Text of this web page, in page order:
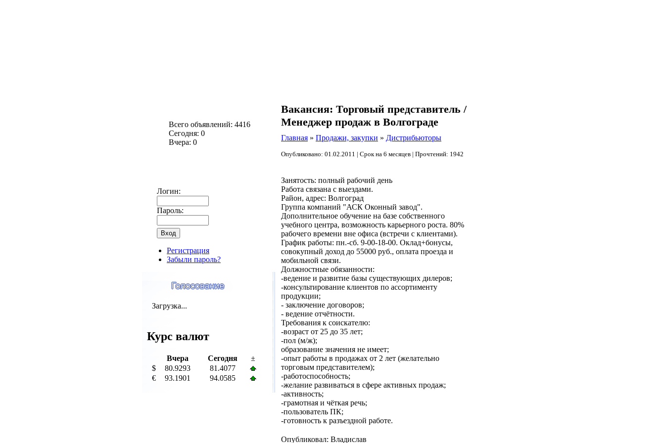
Всего объявлений: 4416
Сегодня: 0
Вчера: 0
Логин:
Пароль:
Регистрация
Забыли пароль?
Загрузка...
Курс валют
Вчера Сегодня
±
$
80.9293
81.4077
€
93.1901 94.0585
Вакансия: Торговый представитель /
Менеджер продаж в Волгограде
Главная » Продажи, закупки » Дистрибьюторы
Опубликовано: 01.02.2011 | Срок на 6 месяцев | Прочтений: 1942
Занятость: полный рабочий день
Работа связана с выездами.
Район, адрес: Волгоград
Группа компаний "АСК Оконный завод".
Дополнительное обучение на базе собственного
учебного центра, возможность карьерного роста. 80%
рабочего времени вне офиса (встречи с клиентами).
График работы: пн.-сб. 9-00-18-00. Оклад+бонусы,
совокупный доход до 55000 руб., оплата проезда и
мобильной связи.
Должностные обязанности:
-ведение и развитие базы существующих дилеров;
-консультирование клиентов по ассортименту
продукции;
- заключение договоров;
- ведение отчётности.
Требования к соискателю:
-возраст от 25 до 35 лет;
-пол (м/ж);
образование значения не имеет;
-опыт работы в продажах от 2 лет (желательно
торговым представителем);
-работоспособность;
-желание развиваться в сфере активных продаж;
-активность;
-грамотная и чёткая речь;
-пользователь ПК;
-готовность к разъездной работе.
Опубликовал: Владислав